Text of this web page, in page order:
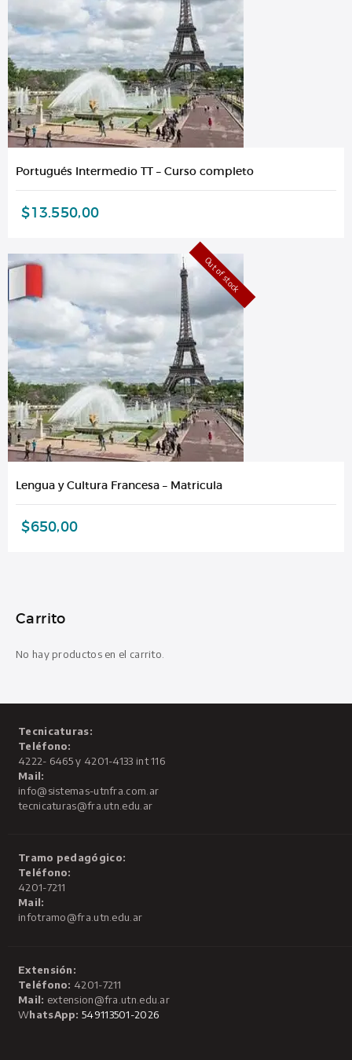
Portugués Intermedio TT – Curso completo
$13.550,00
Out of stock
Lengua y Cultura Francesa – Matricula
$650,00
Carrito
No hay productos en el carrito.
Tecnicaturas:
Teléfono:
4222- 6465 y 4201-4133 int 116
Mail:
info@sistemas-utnfra.com.ar
tecnicaturas@fra.utn.edu.ar
Tramo pedagógico:
Teléfono:
4201-7211
Mail:
infotramo@fra.utn.edu.ar
Extensión:
Teléfono: 4201-7211
Mail: extension@fra.utn.edu.ar
WhatsApp: 549113501-2026